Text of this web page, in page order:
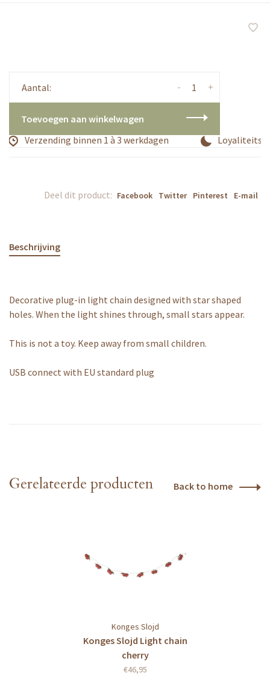
Aantal: +
-
Toevoegen aan winkelwagen
Verzending binnen 1 à 3 werkdagen
Deel dit product: Facebook Twitter Pinterest E-mail
Beschrijving
Decorative plug-in light chain designed with star shaped
holes. When the light shines through, small stars appear.
This is not a toy. Keep away from small children.
USB connect with EU standard plug
Gerelateerde producten Back to home
Konges Slojd
Konges Slojd Light chain
cherry
€46,95